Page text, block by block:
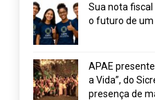
Sua nota
o futuro de um
APAE
a Vida”, do
presença de